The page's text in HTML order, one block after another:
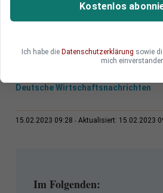
von China-Importen abhängig,
Jedoch dominiert China bei
Deutsche Wirtschaftsnachrichten
15.02.2023 09:28 Aktualisiert: 15.02.2023
Im Folgenden:
Kostenlos
Ich habe die Datenschutzerklärung sowie
mich